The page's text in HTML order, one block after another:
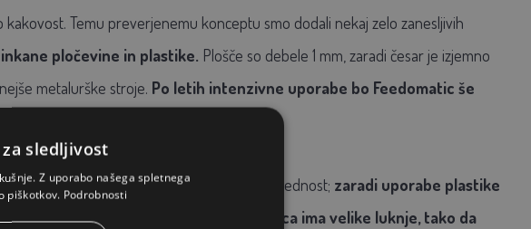
Temu preverjenemu konceptu smo dodali nekaj zelo zanesljivih
pločevine in plastike. Plošče so debele 1 mm, zaradi česar je izjemno
metalurške stroje. Po letih intenzivne uporabe bo Feedomatic še
zmanjšata razlitje. Še ena koristna prednost; zaradi uporabe plastike
manj hrupa kot kovina na kovini.
Stopnica ima velike luknje, tako da
sledljivost
Z uporabo našega spletnega
piškotkov. Podrobnosti